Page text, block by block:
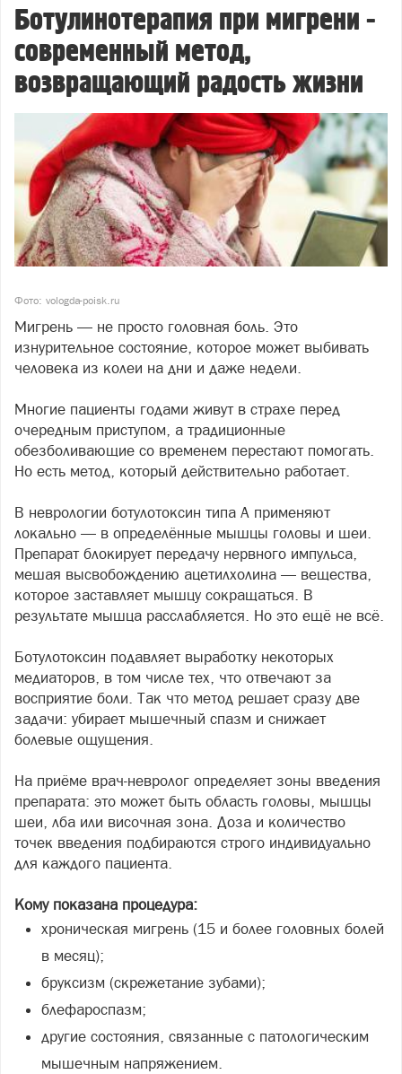
Ботулинотерапия при мигрени -
современный метод,
возвращающий радость жизни
Фото: vologda-poisk.ru
Мигрень — не просто головная боль. Это
изнурительное состояние, которое может выбивать
человека из колеи на дни и даже недели.
Многие пациенты годами живут в страхе перед
очередным приступом, а традиционные
обезболивающие со временем перестают помогать.
Но есть метод, который действительно работает.
В неврологии ботулотоксин типа А применяют
локально — в определённые мышцы головы и шеи.
Препарат блокирует передачу нервного импульса,
мешая высвобождению ацетилхолина — вещества,
которое заставляет мышцу сокращаться. В
результате мышца расслабляется. Но это ещё не всё.
Ботулотоксин подавляет выработку некоторых
медиаторов, в том числе тех, что отвечают за
восприятие боли. Так что метод решает сразу две
задачи: убирает мышечный спазм и снижает
болевые ощущения.
На приёме врач-невролог определяет зоны введения
препарата: это может быть область головы, мышцы
шеи, лба или височная зона. Доза и количество
точек введения подбираются строго индивидуально
для каждого пациента.
Кому показана процедура:
хроническая мигрень (15 и более головных болей
в месяц);
бруксизм (скрежетание зубами);
блефароспазм;
другие состояния, связанные с патологическим
мышечным напряжением.